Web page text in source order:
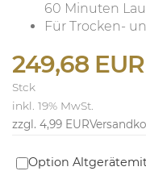
60 Minuten
Für Trocken-
249,68 EUR
Stck
inkl. 19% MwSt.
zzgl. 4,99 EUR
Option